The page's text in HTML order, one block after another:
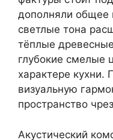
дополняли общее
светлые тона
тёплые
глубокие смелые
характере кухни.
визуальную
пространство
Акустический